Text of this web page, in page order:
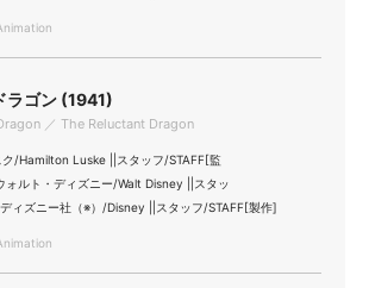
ラゴン (1941)
／ The Reluctant Dragon
ク/Hamilton Luske ||スタッフ/STAFF[監
ォルト・ディズニー/Walt Disney ||スタッ
ィズニー社（※）/Disney ||スタッフ/STAFF[製作]